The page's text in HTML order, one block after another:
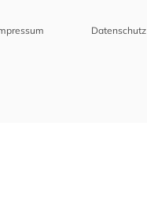
Datenschutz